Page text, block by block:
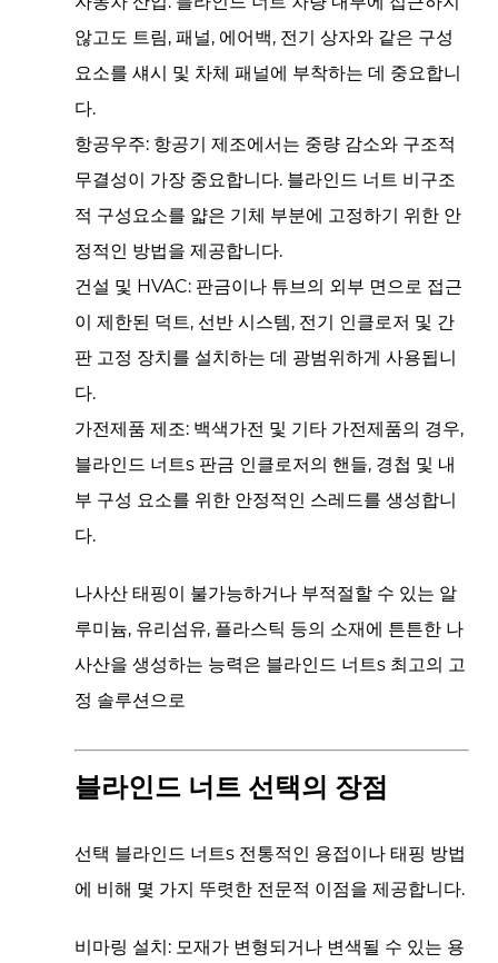
않고도 트림, 패널, 에어백, 전기 상자와 같은 구성
요소를 섀시 및 차체 패널에 부착하는 데 중요합니
다.
항공우주: 항공기 제조에서는 중량 감소와 구조적
무결성이 가장 중요합니다. 블라인드 너트 비구조
적 구성요소를 얇은 기체 부분에 고정하기 위한 안
정적인 방법을 제공합니다.
건설 및 HVAC: 판금이나 튜브의 외부 면으로 접근
이 제한된 덕트, 선반 시스템, 전기 인클로저 및 간
판 고정 장치를 설치하는 데 광범위하게 사용됩니
다.
가전제품 제조: 백색가전 및 기타 가전제품의 경우,
블라인드 너트s 판금 인클로저의 핸들, 경첩 및 내
부 구성 요소를 위한 안정적인 스레드를 생성합니
다.
나사산 태핑이 불가능하거나 부적절할 수 있는 알
루미늄, 유리섬유, 플라스틱 등의 소재에 튼튼한 나
사산을 생성하는 능력은 블라인드 너트s 최고의 고
정 솔루션으로
블라인드 너트 선택의 장점
선택 블라인드 너트s 전통적인 용접이나 태핑 방법
에 비해 몇 가지 뚜렷한 전문적 이점을 제공합니다.
비마링 설치: 모재가 변형되거나 변색될 수 있는 용